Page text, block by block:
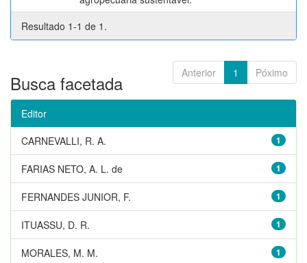
Resultado 1-1 de 1.
Anterior 1 Póximo
Busca facetada
Editor
1
CARNEVALLI, R. A.
1
FARIAS NETO, A. L. de
1
FERNANDES JUNIOR, F.
1
ITUASSU, D. R.
1
MORALES, M. M.